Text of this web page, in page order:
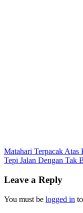
Post
navigation
Matahari Terpacak
Tepi Jalan Dengan Tak
Leave a Reply
You must be logged in